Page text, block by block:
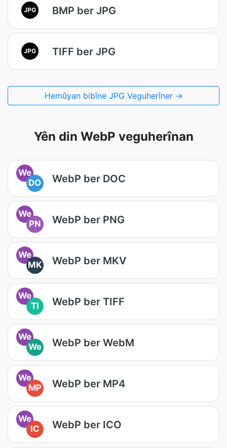
JPG BMP ber JPG
JPG TIFF ber JPG
Hemûyan bibîne JPG Veguherîner →
Yên din WebP veguherînan
We
DO
WebP ber DOC
We
PN
WebP ber PNG
We
MK
WebP ber MKV
We
TI
WebP ber TIFF
We
We
WebP ber WebM
We
MP
WebP ber MP4
We
IC
WebP ber ICO